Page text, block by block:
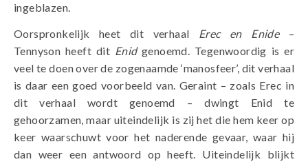
ingeblazen.
Oorspronkelijk heet dit verhaal Erec en Enide–
Tennyson heeft dit Enidgenoemd. Tegenwoordig is er
veel te doen over de zogenaamde ‘manosfeer’, dit verhaal
is daar een goed voorbeeld van. Geraint – zoals Erec in
dit verhaal wordt genoemd – dwingt Enid te
gehoorzamen, maar uiteindelijk is zij het die hem keer op
keer waarschuwt voor het naderende gevaar, waar hij
dan weer een antwoord op heeft. Uiteindelijk blijkt